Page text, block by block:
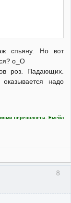
спьяну. Но вот
o_O
роз. Падающих.
надо
переполнена. Емейл
8